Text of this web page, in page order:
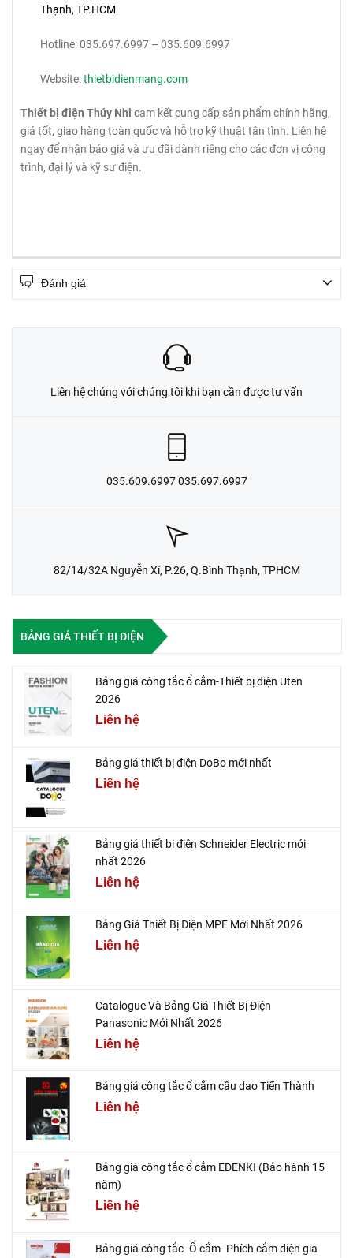
Thạnh, TP.HCM
Hotline: 035.697.6997 – 035.609.6997
Website:thietbidienmang.com
Thiết bị điện Thúy Nhi cam kết cung cấp sản phẩm chính hãng,
giá tốt, giao hàng toàn quốc và hỗ trợ kỹ thuật tận tình. Liên hệ
ngay để nhận báo giá và ưu đãi dành riêng cho các đơn vị công
trình, đại lý và kỹ sư điện.
Đánh giá
Liên hệ chúng với chúng tôi khi bạn cần được tư vấn
035.609.6997 035.697.6997
82/14/32A Nguyễn Xí, P.26, Q.Bình Thạnh, TPHCM
BẢNG GIÁ THIẾT BỊ ĐIỆN
Bảng giá công tắc ổ cắm-Thiết bị điện Uten
2026
Liên hệ
Bảng giá thiết bị điện DoBo mới nhất
Liên hệ
Bảng giá thiết bị điện Schneider Electric mới
nhất 2026
Liên hệ
Bảng Giá Thiết Bị Điện MPE Mới Nhất 2026
Liên hệ
Catalogue Và Bảng Giá Thiết Bị Điện
Panasonic Mới Nhất 2026
Liên hệ
Bảng giá công tắc ổ cắm cầu dao Tiến Thành
Liên hệ
Bảng giá công tắc ổ cắm EDENKI (Bảo hành 15
năm)
Liên hệ
Bảng giá công tắc- Ổ cắm- Phích cắm điện gia